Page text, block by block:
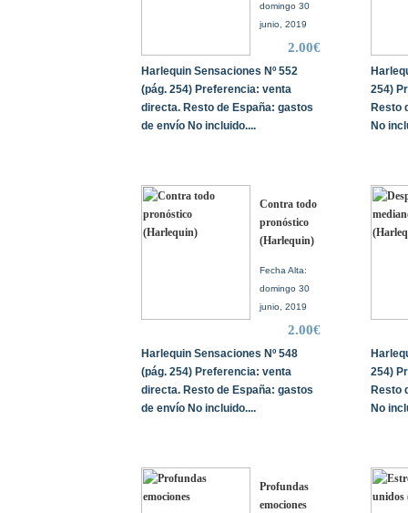
domingo 30
junio, 2019
2.00€
Harlequin Sensaciones Nº 552
(pág. 254) Preferencia: venta
directa. Resto de España: gastos
de envío No incluido....
254)
Resto
No
Contra todo
pronóstico
(Harlequin)
Fecha Alta:
domingo 30
junio, 2019
2.00€
Harlequin Sensaciones Nº 548
(pág. 254) Preferencia: venta
directa. Resto de España: gastos
de envío No incluido....
254)
Resto
No
Profundas
emociones